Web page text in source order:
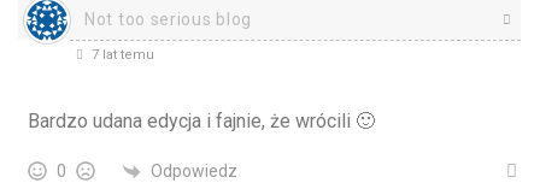
Not too serious blog
7 lat temu
Bardzo udana edycja i fajnie, że wrócili 🙂
0 Odpowiedz